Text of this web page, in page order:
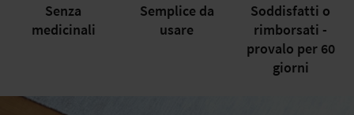
Senza
medicinali
Semplice da
usare
Soddisfatti o
rimborsati -
provalo per 60
giorni